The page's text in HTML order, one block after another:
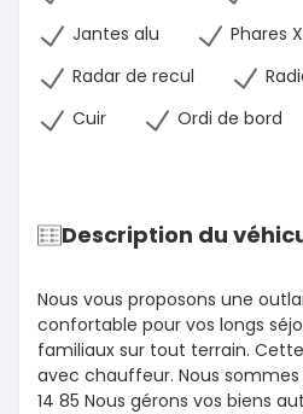
Jantes alu
Phares
Radar de recul
Cuir
Ordi de bord
Description du
Nous vous proposons une
confortable pour vos longs
familiaux sur tout terrain.
avec chauffeur. Nous sommes
14 85 Nous gérons vos biens